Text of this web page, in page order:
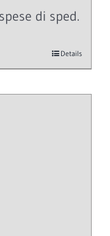
di sped.
Details